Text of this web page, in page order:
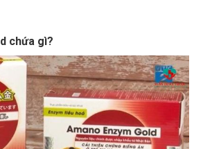
chứa gì?